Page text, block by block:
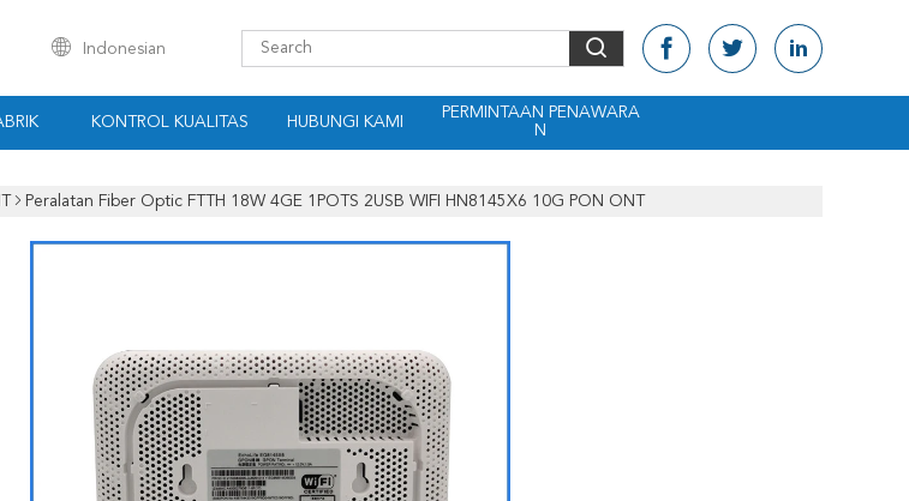
Indonesian
KONTROL KUALITAS HUBUNGI KAMI
PERMINTAAN PENAWARA
N
Peralatan Fiber Optic FTTH 18W 4GE 1POTS 2USB WIFI HN8145X6 10G PON ONT